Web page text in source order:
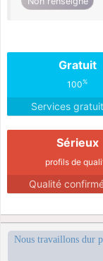
Gratuit
100%
Services
Sérieux
profils de
Qualité
Nous travaillons dur